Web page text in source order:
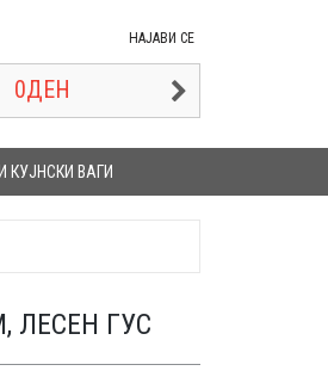
НАЈАВИ СЕ
0ДЕН
ВАГИ
ЛЕСЕН ГУС